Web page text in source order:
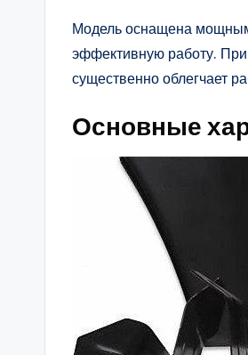
Модель оснащена мощным
эффективную работу. При
существенно облегчает
Основные